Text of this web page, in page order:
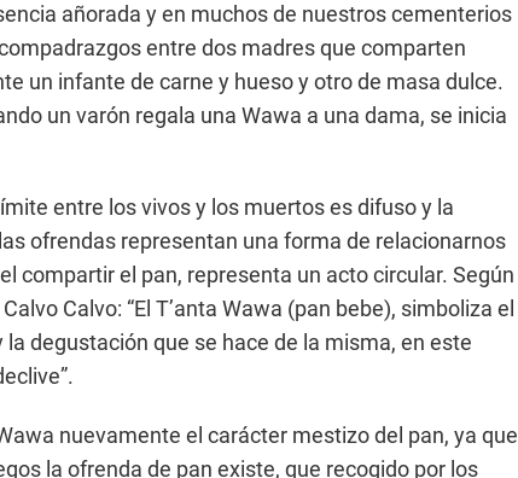
añorada y en muchos de nuestros cementerios
entre dos madres que comparten
un infante de carne y hueso y otro de masa dulce.
un varón regala una Wawa a una dama, se inicia
entre los vivos y los muertos es difuso y la
ofrendas representan una forma de relacionarnos
compartir el pan, representa un acto circular. Según
Calvo: “El T’anta Wawa (pan bebe), simboliza el
la degustación que se hace de la misma, en este
nuevamente el carácter mestizo del pan, ya que
la ofrenda de pan existe, que recogido por los